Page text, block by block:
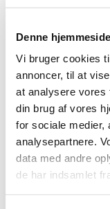
Denne
Vi bruger cookies
annoncer, til at
at analysere vores
din brug af vores
for sociale medier,
analysepartnere.
data med andre
de har indsamlet
5. februar 2018
Det europæiske
tidligere
Ledig bevilling
Bevillingen til at
oktober 2018.